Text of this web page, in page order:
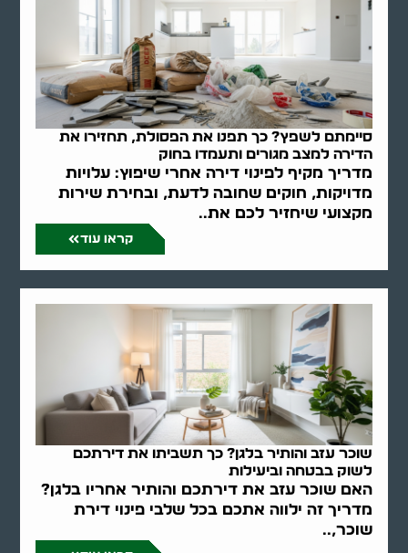
סיימתם לשפץ? כך תפנו את הפסולת, תחזירו את
הדירה למצב מגורים ותעמדו בחוק
מדריך מקיף לפינוי דירה אחרי שיפוץ: עלויות
מדויקות, חוקים שחובה לדעת, ובחירת שירות
מקצועי שיחזיר לכם את..
קראו עוד
שוכר עזב והותיר בלגן? כך תשביתו את דירתכם
לשוק בבטחה וביעילות
האם שוכר עזב את דירתכם והותיר אחריו בלגן?
מדריך זה ילווה אתכם בכל שלבי פינוי דירת
שוכר,..